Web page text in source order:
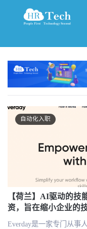
自动化入职
【荷兰】AI驱动的技
资，旨在缩小企业的
Everday是一家专门从事